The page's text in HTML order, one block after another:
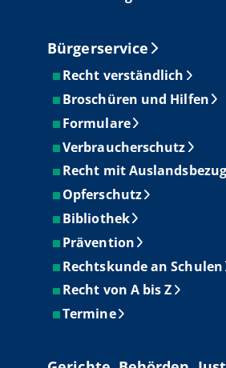
Bürgerservice
Recht verständlich
Broschüren und Hilfen
Formulare
Verbraucherschutz
Recht mit Auslandsbezug
Opferschutz
Bibliothek
Prävention
Rechtskunde an Schulen
Recht von A bis Z
Termine